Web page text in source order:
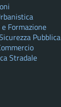
Formazione
Pubblica
Stradale